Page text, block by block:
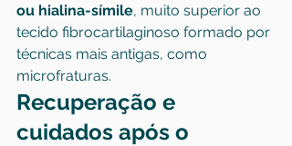
ou hialina-símile, muito superior ao
tecido fibrocartilaginoso formado por
técnicas mais antigas, como
microfraturas.
Recuperação e
cuidados após o